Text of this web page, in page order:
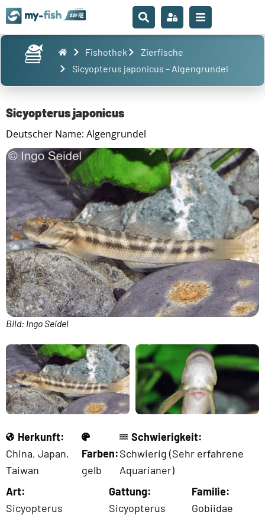
Fishothek
Zierfische
Sicyopterus japonicus – Algengrundel
Sicyopterus japonicus
Deutscher Name: Algengrundel
Bild: Ingo Seidel
Herkunft:
China, Japan,
Taiwan
Farben:
gelb
Schwierigkeit:
Schwierig (Sehr erfahrene
Aquarianer)
Art:
Sicyopterus
Gattung:
Sicyopterus
Familie:
Gobiidae